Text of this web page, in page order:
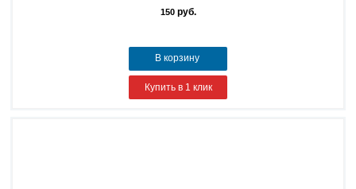
150руб.
В корзину
Купить в 1 клик